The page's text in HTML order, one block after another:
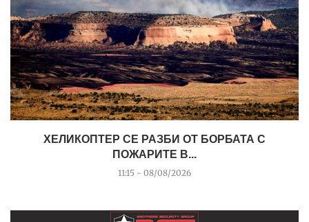
ХЕЛИКОПТЕР СЕ РАЗБИ ОТ БОРБАТА С
ПОЖАРИТЕ В...
11:15 - 08/08/2026